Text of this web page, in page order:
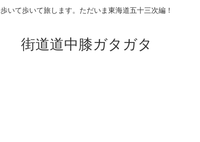
歩いて歩いて旅します。ただいま東海道五十三次編！
街道道中膝ガタガタ